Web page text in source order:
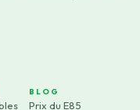
BLOG
Prix du E85